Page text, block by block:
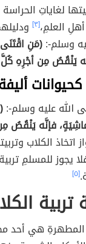
لغاياتِ
العلمِ،[٣]
وسلم-:(مَنِ اقْتَنَى
يَنْقُصُ مِن أجْرِهِ
الله عليه وسلم-:
فإنَّه يَنْقُصُ
الكلاب
يجوز للمسلمِ
[٥]
المطهرةِ هي أحد